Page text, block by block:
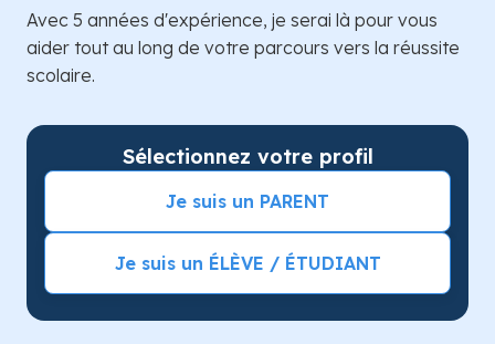
Avec 5 années d'expérience, je serai là pour vous
aider tout au long de votre parcours vers la réussite
scolaire.
Sélectionnez votre profil
Je suis un PARENT
Je suis un ÉLÈVE / ÉTUDIANT